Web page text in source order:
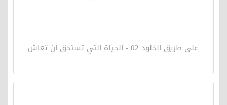
على طريق الخلود 02 - الحياة التي تستحق أن تعاش